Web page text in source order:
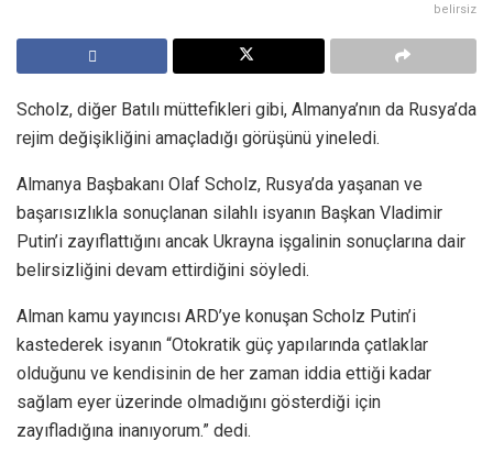
belirsiz
Scholz, diğer Batılı müttefikleri gibi, Almanya’nın da Rusya’da
rejim değişikliğini amaçladığı görüşünü yineledi.
Almanya Başbakanı Olaf Scholz, Rusya’da yaşanan ve
başarısızlıkla sonuçlanan silahlı isyanın Başkan Vladimir
Putin’i zayıflattığını ancak Ukrayna işgalinin sonuçlarına dair
belirsizliğini devam ettirdiğini söyledi.
Alman kamu yayıncısı ARD’ye konuşan Scholz Putin’i
kastederek isyanın “Otokratik güç yapılarında çatlaklar
olduğunu ve kendisinin de her zaman iddia ettiği kadar
sağlam eyer üzerinde olmadığını gösterdiği için
zayıfladığına inanıyorum.” dedi.